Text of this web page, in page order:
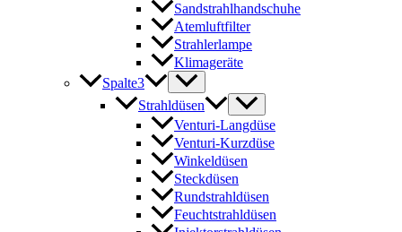
Sandstrahlhandschuhe
Atemluftfilter
Strahlerlampe
Klimageräte
Spalte3
Strahldüsen
Venturi-Langdüse
Venturi-Kurzdüse
Winkeldüsen
Steckdüsen
Rundstrahldüsen
Feuchtstrahldüsen